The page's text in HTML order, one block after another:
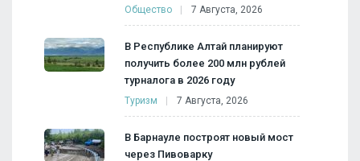
Общество 7 Августа, 2026
В Республике Алтай планируют
получить более 200 млн рублей
турналога в 2026 году
Туризм 7 Августа, 2026
В Барнауле построят новый мост
через Пивоварку